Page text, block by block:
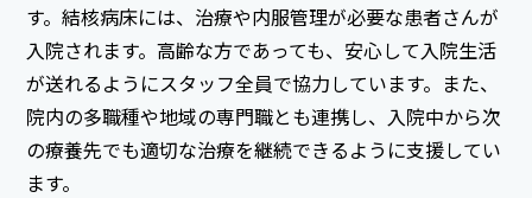
す。結核病床には、治療や内服管理が必要な患者さんが
入院されます。高齢な方であっても、安心して入院生活
が送れるようにスタッフ全員で協力しています。また、
院内の多職種や地域の専門職とも連携し、入院中から次
の療養先でも適切な治療を継続できるように支援してい
ます。